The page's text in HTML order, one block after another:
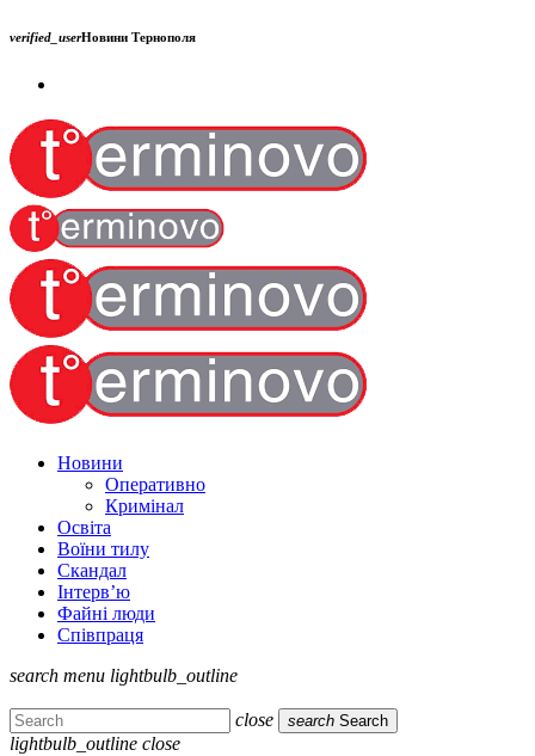
verified_userНовини Тернополя
Новини
Оперативно
Кримінал
Освіта
Воїни тилу
Скандал
Інтерв’ю
Файні люди
Співпраця
search menu lightbulb_outline
close search Search
lightbulb_outline close